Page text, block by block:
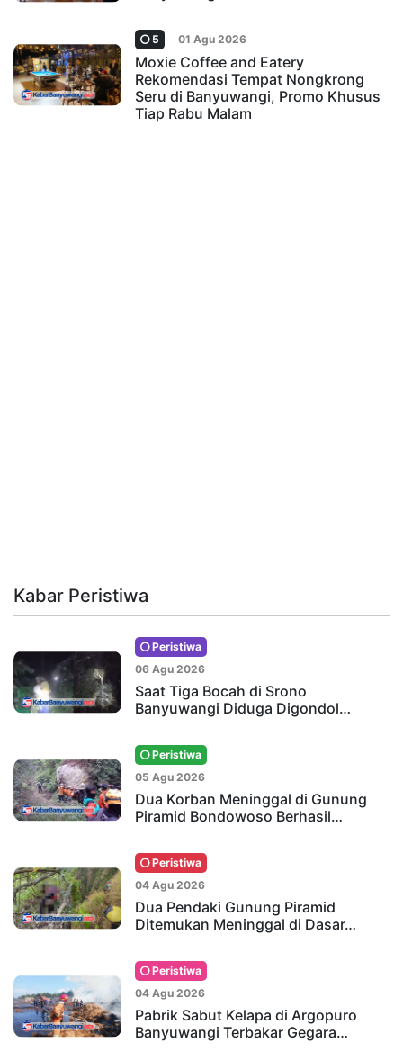
5 01 Agu 2026
Moxie Coffee and Eatery
Rekomendasi Tempat Nongkrong
Seru di Banyuwangi, Promo Khusus
Tiap Rabu Malam
Kabar Peristiwa
Peristiwa
06 Agu 2026
Saat Tiga Bocah di Srono
Banyuwangi Diduga Digondol…
Peristiwa
05 Agu 2026
Dua Korban Meninggal di Gunung
Piramid Bondowoso Berhasil…
Peristiwa
04 Agu 2026
Dua Pendaki Gunung Piramid
Ditemukan Meninggal di Dasar…
Peristiwa
04 Agu 2026
Pabrik Sabut Kelapa di Argopuro
Banyuwangi Terbakar Gegara…